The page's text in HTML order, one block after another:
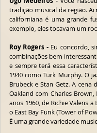
tradição musical da região.
californiana é uma grande
exemplo, eles tocavam um
Roy Rogers - Eu concordo,
combinações bem
e sempre terá essa
1940 como Turk Murphy. O
Brubeck e Stan Getz. A cena
Oakland com Charles
anos 1960, de Richie Valens
o East Bay Funk (Tower of
É uma grande variedade